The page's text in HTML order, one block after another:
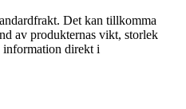
Det kan tillkomma
av produkternas vikt, storlek
information direkt i